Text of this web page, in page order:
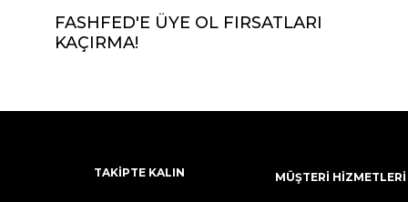
FASHFED'E ÜYE OL FIRSATLARI
KAÇIRMA!
TAKİPTE KALIN MÜŞTERİ HİZMETLERİ